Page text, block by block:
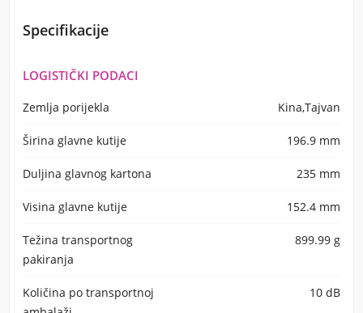
Specifikacije
LOGISTIČKI PODACI
Zemlja porijekla Kina,Tajvan
Širina glavne kutije 196.9 mm
Duljina glavnog kartona 235 mm
Visina glavne kutije 152.4 mm
Težina transportnog
pakiranja
899.99 g
Količina po transportnoj
10 dB